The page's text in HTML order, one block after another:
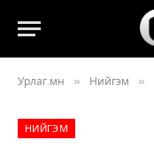
Урлаг.мн » Нийгэм »
НИЙГЭМ